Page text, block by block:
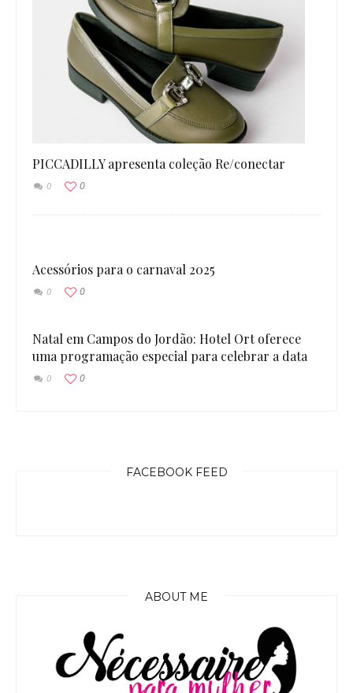
PICCADILLY apresenta coleção Re/conectar
0 0
Acessórios para o carnaval 2025
0 0
Natal em Campos do Jordão: Hotel Ort oferece
uma programação especial para celebrar a data
0 0
FACEBOOK FEED
ABOUT ME